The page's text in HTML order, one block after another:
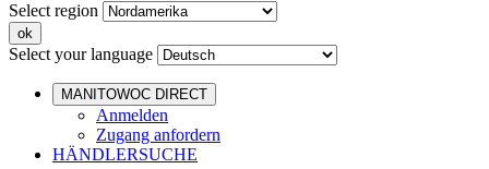
Select region
Select your language
MANITOWOC DIRECT
Anmelden
Zugang anfordern
HÄNDLERSUCHE